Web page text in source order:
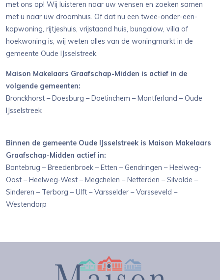
met ons op! Wij luisteren naar uw wensen en zoeken samen
met u naar uw droomhuis. Of dat nu een twee-onder-een-
kapwoning, rijtjeshuis, vrijstaand huis, bungalow, villa of
hoekwoning is, wij weten alles van de woningmarkt in de
gemeente Oude IJsselstreek.
Maison Makelaars Graafschap-Midden is actief in de
volgende gemeenten:
Bronckhorst – Doesburg – Doetinchem – Montferland – Oude
IJsselstreek
Binnen de gemeente Oude IJsselstreek is Maison Makelaars
Graafschap-Midden actief in:
Bontebrug – Breedenbroek – Etten – Gendringen – Heelweg-
Oost – Heelweg-West – Megchelen – Netterden – Silvolde –
Sinderen – Terborg – Ulft – Varsselder – Varsseveld –
Westendorp